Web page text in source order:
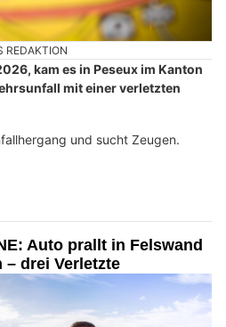
REDAKTION
kam es in Peseux im Kanton
mit einer verletzten
und sucht Zeugen.
Auto prallt in Felswand
drei Verletzte